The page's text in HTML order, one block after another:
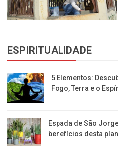
ESPIRITUALIDADE
5 Elementos:
Fogo, Terra e o
Espada de São
benefícios desta